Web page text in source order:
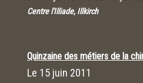
Centre l'Illiade, Illkirch
Quinzaine des métiers de la
Le 15 juin 2011